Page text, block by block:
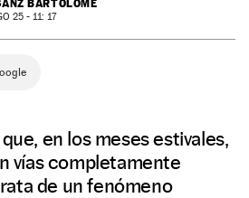
BARTOLOMÉ
25 - 11: 17
en los meses estivales,
vías completamente
de un fenómeno